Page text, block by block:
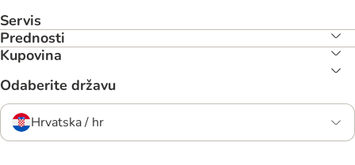
Servis
Prednosti
Kupovina
Odaberite državu
Hrvatska / hr